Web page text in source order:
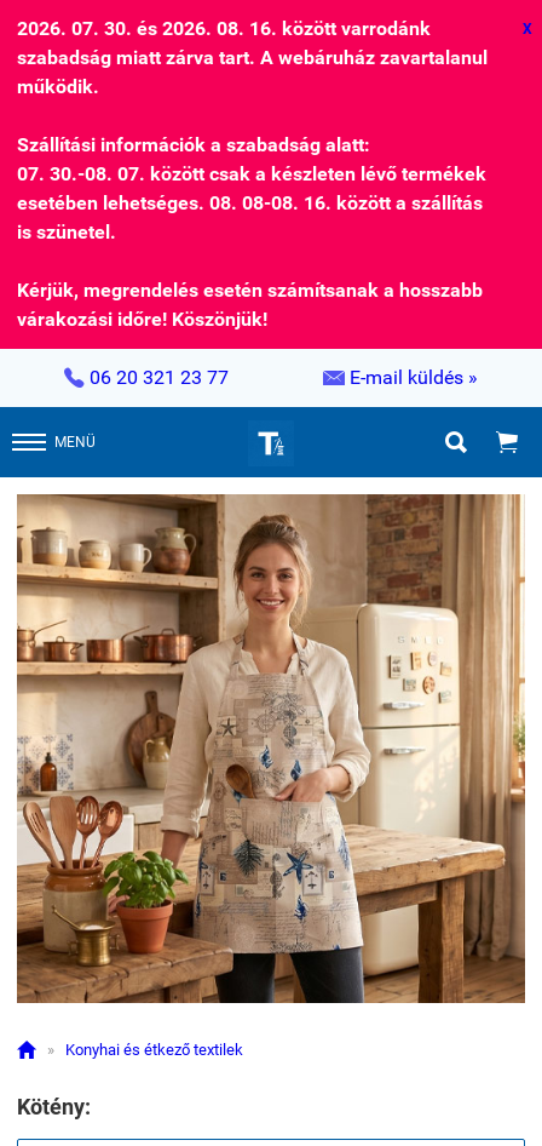
2026. 07. 30. és 2026. 08. 16. között varrodánk
szabadság miatt zárva tart. A webáruház zavartalanul
működik.
Szállítási információk a szabadság alatt:
07. 30.-08. 07. között csak a készleten lévő termékek
esetében lehetséges. 08. 08-08. 16. között a szállítás
is szünetel.
Kérjük, megrendelés esetén számítsanak a hosszabb
várakozási időre! Köszönjük!
X
 06 20 321 23 77  E-mail küldés »
MENÜ  
 » Konyhai és étkező textilek
Kötény: